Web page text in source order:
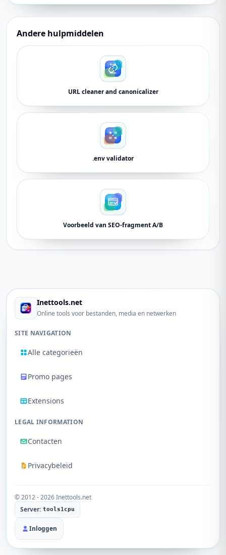
Andere hulpmiddelen
URL cleaner and canonicalizer
.env validator
Voorbeeld van SEO-fragment A/B
Inettools.net
Online tools voor bestanden, media en netwerken
SITE NAVIGATION
Alle categorieën
Promo pages
Extensions
LEGAL INFORMATION
Contacten
Privacybeleid
© 2012 - 2026 Inettools.net
Server: tools1cpu
Inloggen